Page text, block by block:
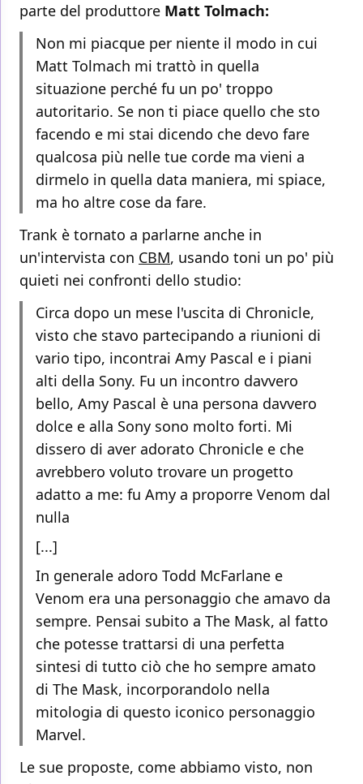
parte del produttore Matt Tolmach:
Non mi piacque per niente il modo in cui
Matt Tolmach mi trattò in quella
situazione perché fu un po' troppo
autoritario. Se non ti piace quello che sto
facendo e mi stai dicendo che devo fare
qualcosa più nelle tue corde ma vieni a
dirmelo in quella data maniera, mi spiace,
ma ho altre cose da fare.
Trank è tornato a parlarne anche in
un'intervista con CBM, usando toni un po' più
quieti nei confronti dello studio:
Circa dopo un mese l'uscita di Chronicle,
visto che stavo partecipando a riunioni di
vario tipo, incontrai Amy Pascal e i piani
alti della Sony. Fu un incontro davvero
bello, Amy Pascal è una persona davvero
dolce e alla Sony sono molto forti. Mi
dissero di aver adorato Chronicle e che
avrebbero voluto trovare un progetto
adatto a me: fu Amy a proporre Venom dal
nulla
[...]
In generale adoro Todd McFarlane e
Venom era una personaggio che amavo da
sempre. Pensai subito a The Mask, al fatto
che potesse trattarsi di una perfetta
sintesi di tutto ciò che ho sempre amato
di The Mask, incorporandolo nella
mitologia di questo iconico personaggio
Marvel.
Le sue proposte, come abbiamo visto, non